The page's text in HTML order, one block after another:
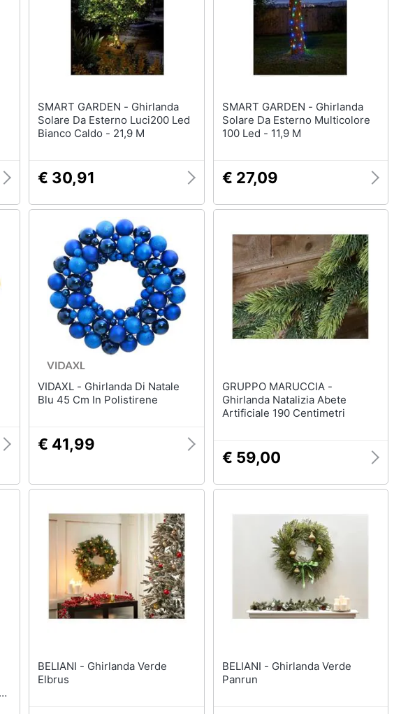
Per gli amanti della beauty
Per gli amanti della tecnologia
Unghie finte
Vedi tutti
Halloween
Zucca Halloween
Costumi Halloween
Unghie finte
Boxing days
Giocattoli - Boxing Days
SMART GARDEN - Ghirlanda
Solare Da Esterno Luci200 Led
Bianco Caldo - 21,9 M
€ 30,91
SMART GARDEN - Ghirlanda
Solare Da Esterno Multicolore
100 Led - 11,9 M
€ 27,09
VIDAXL - Ghirlanda Di Natale
Blu 45 Cm In Polistirene
€ 41,99
GRUPPO MARUCCIA -
Ghirlanda Natalizia Abete
Artificiale 190 Centimetri
€ 59,00
BELIANI - Ghirlanda Verde
Elbrus
BELIANI - Ghirlanda Verde
Panrun